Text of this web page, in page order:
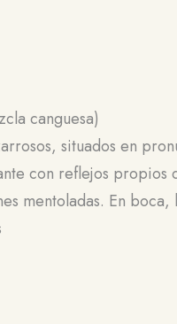
canguesa)
situados en
con reflejos
mentoladas. En